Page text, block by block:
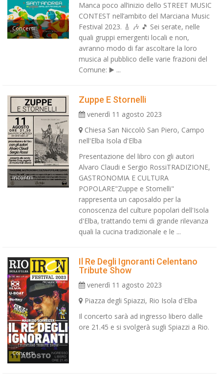
Concerti
Manca poco all’inizio dello STREET MUSIC
CONTEST nell’ambito del Marciana Music
Festival 2023. 🎸 🎶 🎵 Sei serate, nelle
quali gruppi emergenti locali e non,
avranno modo di far ascoltare la loro
musica al pubblico delle varie frazioni del
Comune: ▶️ ...
Incontri
Zuppe E Stornelli
venerdì 11 agosto 2023
Chiesa San Niccolò San Piero, Campo
nell'Elba Isola d'Elba
Presentazione del libro con gli autori
Alvaro Claudi e Sergio RossiTRADIZIONE,
GASTRONOMIA E CULTURA
POPOLARE"Zuppe e Stomelli"
rappresenta un caposaldo per la
conoscenza del culture popolari dell'Isola
d'Elba, trattando temi di grande rilevanza
quali la cucina tradizionale e le ...
Concerti
Il Re Degli Ignoranti Celentano
Tribute Show
venerdì 11 agosto 2023
Piazza degli Spiazzi, Rio Isola d'Elba
Il concerto sarà ad ingresso libero dalle
ore 21.45 e si svolgerà sugli Spiazzi a Rio.